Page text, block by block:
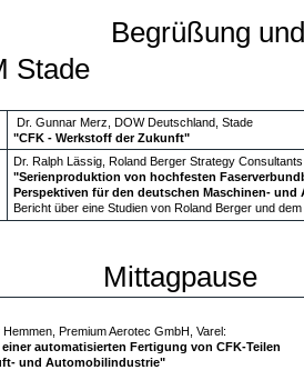
Begrüßung und
Stade
Dr. Gunnar Merz, DOW Deutschland, Stade
"CFK - Werkstoff der Zukunft"
Dr. Ralph Lässig, Roland Berger Strategy
"Serienproduktion von hochfesten
Perspektiven für den deutschen Maschinen- und
Bericht über eine Studien von Roland Berger und dem
Mittagpause
Premium Aerotec GmbH, Varel:
automatisierten Fertigung von CFK-Teilen
und Automobilindustrie"